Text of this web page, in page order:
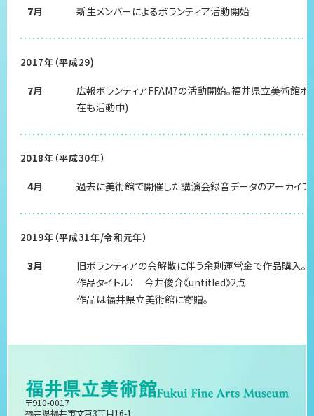
7月
新生メンバーによるボランティア活動開始
2017年（平成29)
7月
広報ボランティアFFAM7の活動開始。福井県立美術館
在も活動中)
2018年（平成30年）
4月 過去に美術館で開催した講演会録音データのアーカイ
2019年（平成31年/令和元年）
3月
旧ボランティアの会解散に伴う余剰運営金で作品購入。
作品タイトル： 今井俊介《untitled》2点
作品は福井県立美術館に寄贈。
〒910-0017
福井県福井市文京3丁目16-1